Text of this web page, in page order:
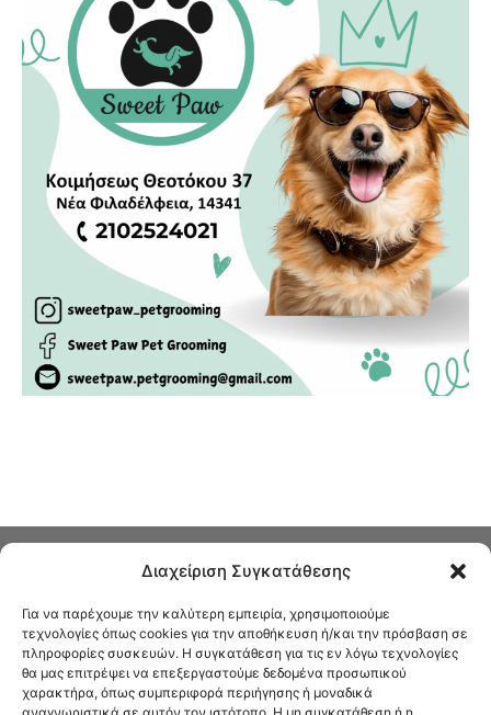
Διαχείριση Συγκατάθεσης
Για να παρέχουμε την καλύτερη εμπειρία, χρησιμοποιούμε
τεχνολογίες όπως cookies για την αποθήκευση ή/και την πρόσβαση σε
πληροφορίες συσκευών. Η συγκατάθεση για τις εν λόγω τεχνολογίες
θα μας επιτρέψει να επεξεργαστούμε δεδομένα προσωπικού
χαρακτήρα, όπως συμπεριφορά περιήγησης ή μοναδικά
Στο Καφενείο θα βρείτε όλες τις ειδήσεις που αφορούν την Νέα
Φιλαδέλφεια και τη Νέα Χαλκηδόνα, καυτή αρθρογραφία, καθώς και
όλα τα νέα που σας αφορούν.